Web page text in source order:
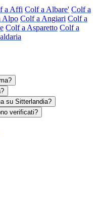
a Affi Colf a Albare' Colf a
Alpo Colf a Angiari Colf a
Colf a Asparetto Colf a
su Sitterlandia?
verificati?